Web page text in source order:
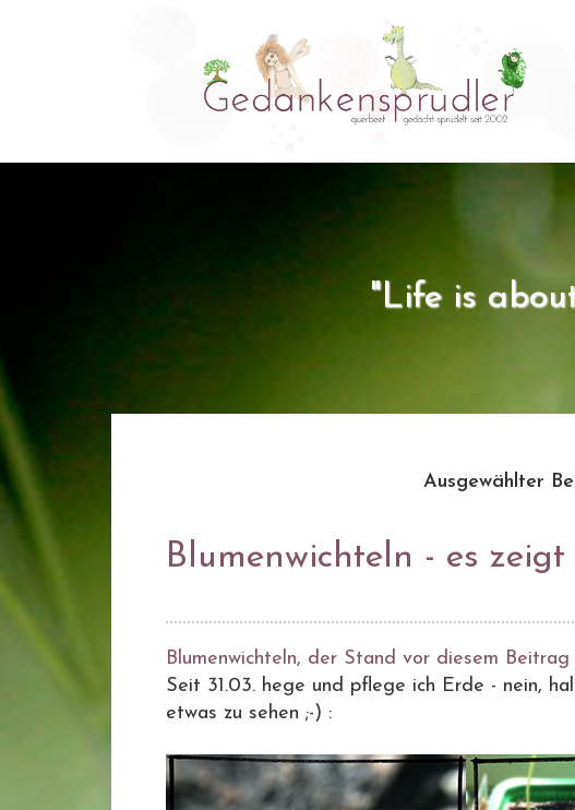
"Life is
Ausgewählter
Blumenwichteln - es
Blumenwichteln, der Stand vor diesem Beitrag
Seit 31.03. hege und pflege ich Erde - nein,
etwas zu sehen ;-) :